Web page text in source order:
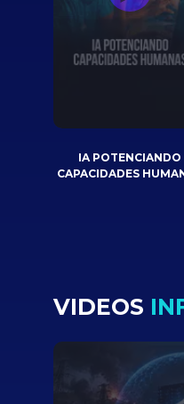
IA POTENCIANDO
CAPACIDADES
VIDEOS